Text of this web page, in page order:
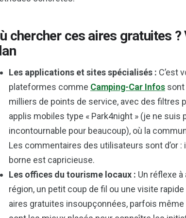
chercher ces aires gratuites
Les applications et sites spécialisés : C’est
plateformes comme Camping-Car Infos sont
milliers de points de service, avec des filtres
applis mobiles type « Park4night » (je ne suis
incontournable pour beaucoup), où la
Les commentaires des utilisateurs sont d’or
borne est capricieuse.
Les offices du tourisme locaux : Un réflexe à
région, un petit coup de fil ou une visite
aires gratuites insoupçonnées, parfois